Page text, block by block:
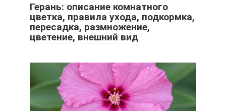
Герань: описание комнатного
цветка, правила ухода, подкормка,
пересадка, размножение,
цветение, внешний вид